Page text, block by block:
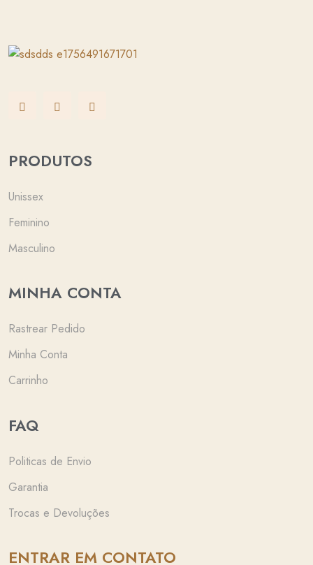
PRODUTOS
Unissex
Feminino
Masculino
MINHA CONTA
Rastrear Pedido
Minha Conta
Carrinho
FAQ
Politicas de Envio
Garantia
Trocas e Devoluções
ENTRAR EM CONTATO